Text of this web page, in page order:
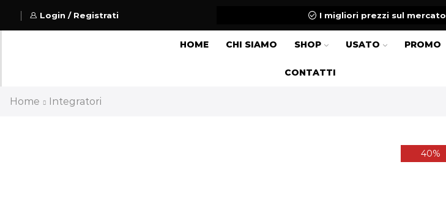
Login / Registrati I migliori prezzi sul mercato
HOME CHI SIAMO SHOP USATO PROMO
CONTATTI
Home Integratori
40%